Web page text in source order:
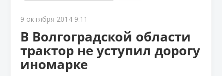
9 октября 2014 9:11
В Волгоградской области
трактор не уступил дорогу
иномарке